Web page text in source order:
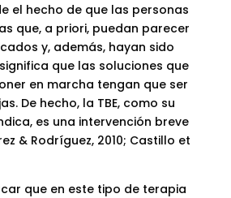
el hecho de que las personas
que, a priori, puedan parecer
y, además, hayan sido
que las soluciones que
en marcha tengan que ser
De hecho, la TBE, como su
es una intervención breve
& Rodríguez, 2010; Castillo et
que en este tipo de terapia